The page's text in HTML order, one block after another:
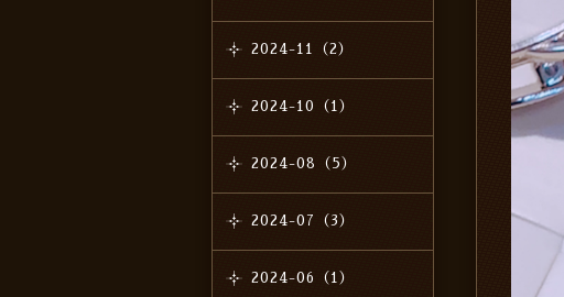
2024-11（2）
2024-10（1）
2024-08（5）
2024-07（3）
2024-06（1）